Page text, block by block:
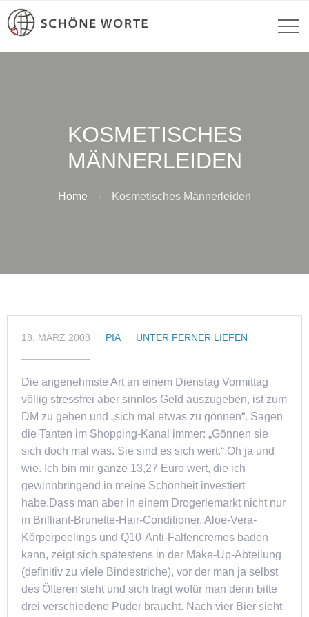
KOSMETISCHES
MÄNNERLEIDEN
Home Kosmetisches Männerleiden
18. MÄRZ 2008 PIA UNTER FERNER LIEFEN
Die angenehmste Art an einem Dienstag Vormittag
völlig stressfrei aber sinnlos Geld auszugeben, ist zum
DM zu gehen und „sich mal etwas zu gönnen“. Sagen
die Tanten im Shopping-Kanal immer: „Gönnen sie
sich doch mal was. Sie sind es sich wert.“ Oh ja und
wie. Ich bin mir ganze 13,27 Euro wert, die ich
gewinnbringend in meine Schönheit investiert
habe.Dass man aber in einem Drogeriemarkt nicht nur
in Brilliant-Brunette-Hair-Conditioner, Aloe-Vera-
Körperpeelings und Q10-Anti-Faltencremes baden
kann, zeigt sich spätestens in der Make-Up-Abteilung
(definitiv zu viele Bindestriche), vor der man ja selbst
des Öfteren steht und sich fragt wofür man denn bitte
drei verschiedene Puder braucht. Nach vier Bier sieht